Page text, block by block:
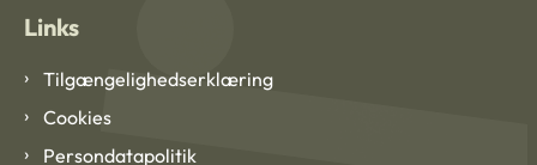
Links
Tilgængelighedserklæring
Cookies
Persondatapolitik